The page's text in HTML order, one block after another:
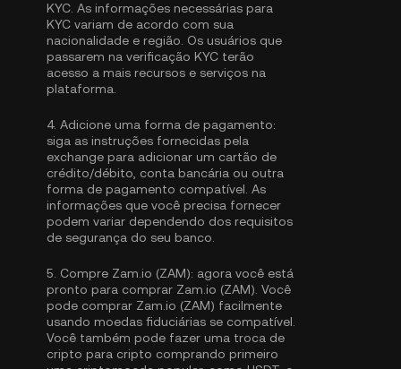
KYC . As informações necessárias para
KYC variam de acordo com sua
nacionalidade e região. Os usuários que
passarem na verificação KYC terão
acesso a mais recursos e serviços na
plataforma.
4. Adicione uma forma de pagamento:
siga as instruções fornecidas pela
exchange para adicionar um cartão de
crédito/débito, conta bancária ou outra
forma de pagamento compatível. As
informações que você precisa fornecer
podem variar dependendo dos requisitos
de segurança do seu banco.
5. Compre Zam.io (ZAM): agora você está
pronto para comprar Zam.io (ZAM). Você
pode comprar Zam.io (ZAM) facilmente
usando moedas fiduciárias se compatível.
Você também pode fazer uma troca de
cripto para cripto comprando primeiro